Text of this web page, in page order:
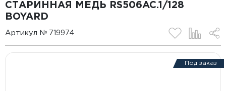
СТАРИННАЯ МЕДЬ RS506AC.1/128
BOYARD
Артикул № 719974
Под заказ